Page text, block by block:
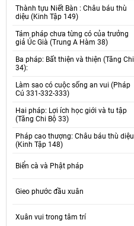
Thành tựu Niết Bàn : Châu báu thù
diệu (Kinh Tập 149)
Tám pháp chưa từng có của trưởng
giả Úc Già (Trung A Hàm 38)
Ba pháp: Bất thiện và thiện (Tăng Chi
34):
Làm sao có cuộc sống an vui (Pháp
Cú 331-332-333)
Hai pháp: Lợi ích học giới và tu tập
(Tăng Chi Bộ 33)
Pháp cao thượng: Châu báu thù diệu
(Kinh Tập 148)
Biển cà và Phật pháp
Gieo phước đầu xuân
Xuân vui trong tâm trí